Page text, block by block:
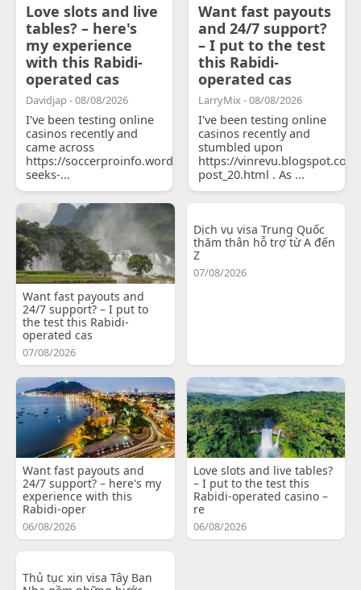
Love slots and live
tables? – here's
my experience
with this Rabidi-
operated cas
Davidjap - 08/08/2026
I've been testing online
casinos recently and
came across
https://soccerproinfo.wordpress.com/2026/07/11/courtois-
seeks-...
Want fast payouts
and 24/7 support?
– I put to the test
this Rabidi-
operated cas
LarryMix - 08/08/2026
I've been testing online
casinos recently and
stumbled upon
https://
post_20.html . As ...
Want fast payouts and
24/7 support? – I put to
the test this Rabidi-
operated cas
07/08/2026
Dịch vụ visa Trung Quốc
thăm thân hỗ trợ từ A đến
Z
07/08/2026
Want fast payouts and
24/7 support? – here's my
experience with this
Rabidi-oper
06/08/2026
Love slots and live tables?
– I put to the test this
Rabidi-operated casino –
re
06/08/2026
Thủ tục xin visa Tây Ban